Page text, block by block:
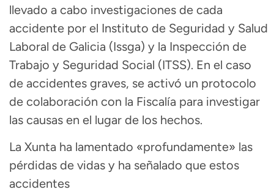
llevado a cabo investigaciones de cada
accidente por el Instituto de Seguridad y Salud
Laboral de Galicia (Issga) y la Inspección de
Trabajo y Seguridad Social (ITSS). En el caso
de accidentes graves, se activó un protocolo
de colaboración con la Fiscalía para investigar
las causas en el lugar de los hechos.
La Xunta ha lamentado «profundamente» las
pérdidas de vidas y ha señalado que estos
accidentes